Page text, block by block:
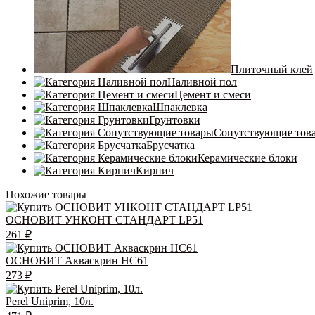
Плиточный клей
Наливной пол
Цемент и смеси
Шпаклевка
Грунтовки
Сопутствующие
Брусчатка
Керамические блоки
Кирпич
Похожие товары
ОСНОВИТ УНКОНТ СТАНДАРТ LP51
261 ₽
ОСНОВИТ Акваскрин НС61
273 ₽
Perel Uniprim, 10л.